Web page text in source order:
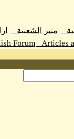
منبر الشعبية
Articles
Forum